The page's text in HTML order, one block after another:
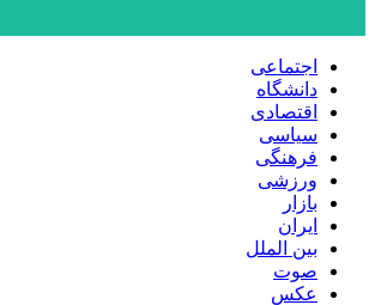
اجتماعی
دانشگاه
اقتصادی
سیاسی
فرهنگی
ورزشی
بازار
ایران
بین الملل
صوت
عکس